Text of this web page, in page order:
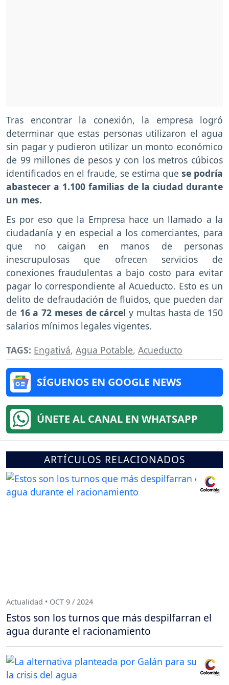
Tras encontrar la conexión, la empresa logró
determinar que estas personas utilizaron el agua
sin pagar y pudieron utilizar un monto económico
de 99 millones de pesos y con los metros cúbicos
identificados en el fraude, se estima que se podría
abastecer a 1.100 familias de la ciudad durante
un mes.
Es por eso que la Empresa hace un llamado a la
ciudadanía y en especial a los comerciantes, para
que no caigan en manos de personas
inescrupulosas que ofrecen servicios de
conexiones fraudulentas a bajo costo para evitar
pagar lo correspondiente al Acueducto. Esto es un
delito de defraudación de fluidos, que pueden dar
de 16 a 72 meses de cárcely multas hasta de 150
salarios mínimos legales vigentes.
TAGS: Engativá, Agua Potable, Acueducto
SÍGUENOS EN GOOGLE NEWS
ÚNETE AL CANAL EN WHATSAPP
ARTÍCULOS RELACIONADOS
Actualidad • OCT 9 / 2024
Estos son los turnos que más despilfarran el
agua durante el racionamiento